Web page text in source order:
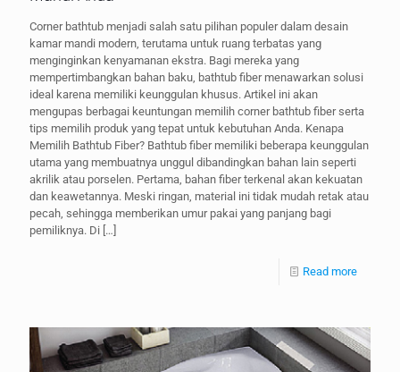
Corner bathtub menjadi salah satu pilihan populer dalam desain
kamar mandi modern, terutama untuk ruang terbatas yang
menginginkan kenyamanan ekstra. Bagi mereka yang
mempertimbangkan bahan baku, bathtub fiber menawarkan solusi
ideal karena memiliki keunggulan khusus. Artikel ini akan
mengupas berbagai keuntungan memilih corner bathtub fiber serta
tips memilih produk yang tepat untuk kebutuhan Anda. Kenapa
Memilih Bathtub Fiber? Bathtub fiber memiliki beberapa keunggulan
utama yang membuatnya unggul dibandingkan bahan lain seperti
akrilik atau porselen. Pertama, bahan fiber terkenal akan kekuatan
dan keawetannya. Meski ringan, material ini tidak mudah retak atau
pecah, sehingga memberikan umur pakai yang panjang bagi
pemiliknya. Di […]
Read more